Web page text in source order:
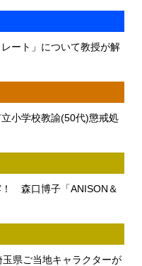
ート」について教授が解
小学校教諭(50代)懲戒処
！ 森口博子「ANISON＆
県ご当地キャラクターが